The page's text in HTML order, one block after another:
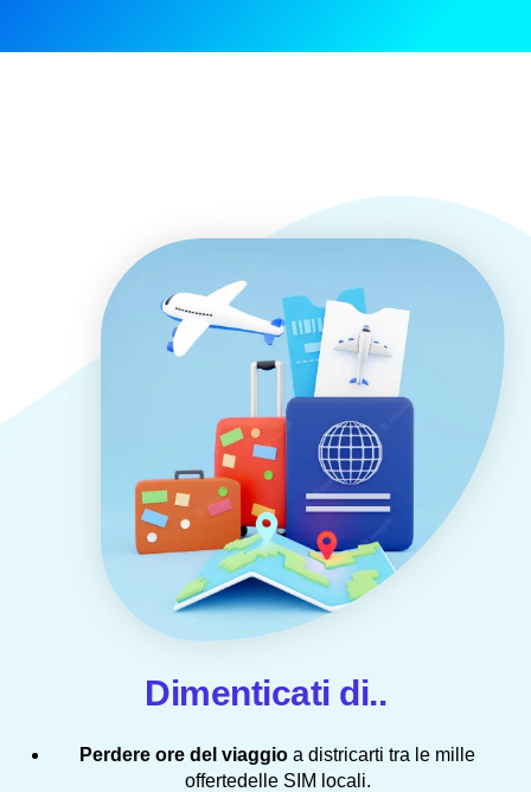
Dimenticati di..
Perdere ore del viaggio a districarti tra le mille
offertedelle SIM locali.